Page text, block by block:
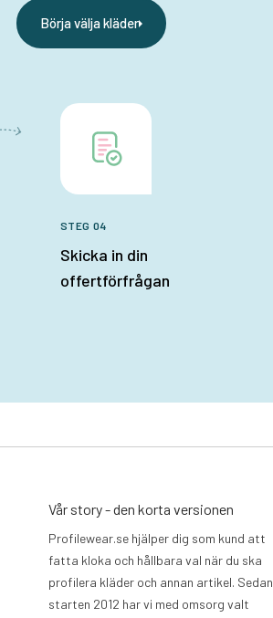
Börja välja kläder
STEG 04
Skicka in din
offertförfrågan
Vår story - den korta versionen
Profilewear.se hjälper dig som kund att
fatta kloka och hållbara val när du ska
profilera kläder och annan artikel. Sedan
starten 2012 har vi med omsorg valt